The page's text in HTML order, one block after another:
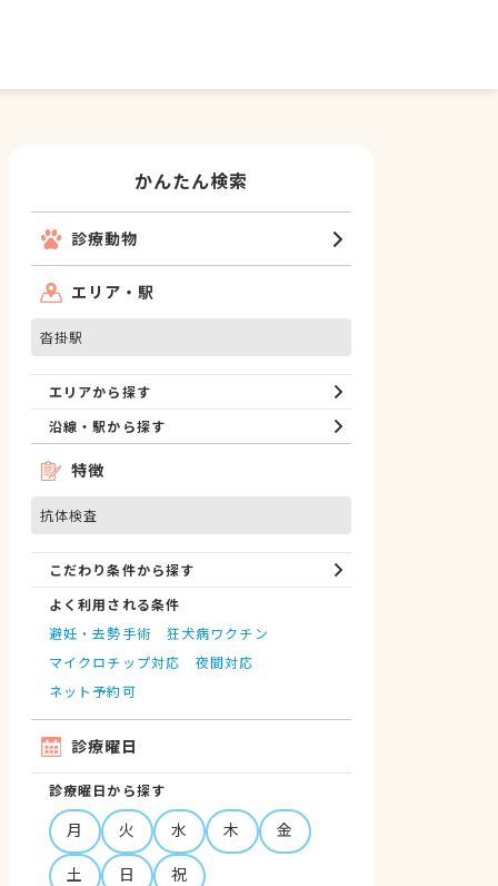
かんたん検索
診療動物
エリア・駅
沓掛駅
エリアから探す
沿線・駅から探す
特徴
抗体検査
こだわり条件から探す
よく利用される条件
避妊・去勢手術
狂犬病ワクチン
マイクロチップ対応
夜間対応
ネット予約可
診療曜日
診療曜日から探す
月 火 水 木
金
土
日 祝